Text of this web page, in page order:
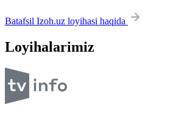
Batafsil Izoh.uz loyihasi haqida
Loyihalarimiz